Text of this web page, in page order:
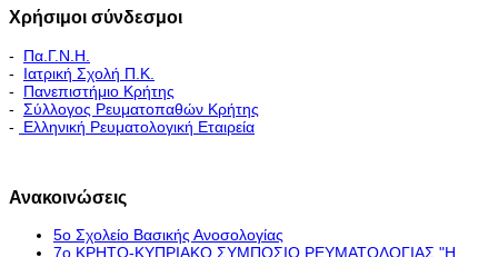
Χρήσιμοι σύνδεσμοι
- Πα.Γ.Ν.Η.
- Ιατρική Σχολή Π.Κ.
- Πανεπιστήμιο Κρήτης
- Σύλλογος Ρευματοπαθών Κρήτης
-
Ελληνική Ρευματολογική Εταιρεία
Ανακοινώσεις
5ο Σχολείο Βασικής Ανοσολογίας
7ο ΚΡΗΤΟ-ΚΥΠΡΙΑΚΟ ΣΥΜΠΟΣΙΟ ΡΕΥΜΑΤΟΛΟΓΙΑΣ "H